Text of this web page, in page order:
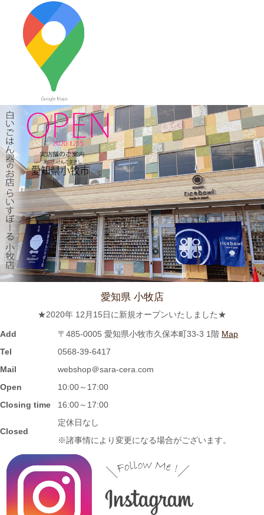
≪おすすめ≫ 七草粥の準備は出来ましたか？お粥に麺類と色々
使える小どんぶりはいかかでしょうか？
2023/12/22
≪おすすめ≫ 少し大きめで使いやすい！カラフルオーバルボー
2023/12/15
≪新着商品≫ 波佐見焼のアップル柄とラフランス柄の小さめテ
ィーポット新入荷しました♪数量限定販売中！！
2023/12/1
≪おすすめ≫ 寒～い朝には、具沢山のあったか～いスープを信
楽焼スープカップでいかがでしょうか？
2023/11/16
≪新着商品≫ 波佐見焼のラフランスとりんごのマグカップ新入
荷しました♪先行販売中！！
2023/11/1
≪再入荷≫窯出し入荷しました♪松助窯 お野菜たっぷり担麺 タン
2023/10/25
≪新着商品≫ 波佐見焼の可愛いフルーツ柄平鉢新入荷しました♪
先行販売中！！
2023/10/23
≪おすすめ≫ あったか～いお茶にどうぞ！しのぎの湯飲み再入
荷しました♪焼きたてホヤホヤです★
愛知県 小牧店
★2020年 12月15日に新規オープンいたしました★
Add 〒485-0005 愛知県小牧市久保本町33-3 1階 Map
Tel
0568-39-6417
Mail
webshop＠sara-cera.com
Open
10:00～17:00
Closing time
16:00～17:00
Closed
定休日なし
※諸事情により変更になる場合がございます。